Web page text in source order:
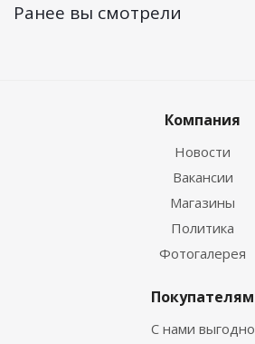
Ранее вы смотрели
Компания
Новости
Вакансии
Магазины
Политика
Фотогалерея
Покупателям
С нами выгодно